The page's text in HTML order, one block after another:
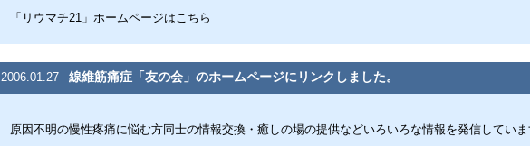
「リウマチ21」ホームページはこちら
2006.01.27 線維筋痛症「友の会」のホームページにリンクしました。
原因不明の慢性疼痛に悩む方同士の情報交換・癒しの場の提供などいろいろな情報を発信してい